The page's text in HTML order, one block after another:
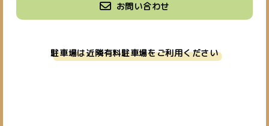
お問い合わせ
駐車場は近隣有料駐車場をご利用ください